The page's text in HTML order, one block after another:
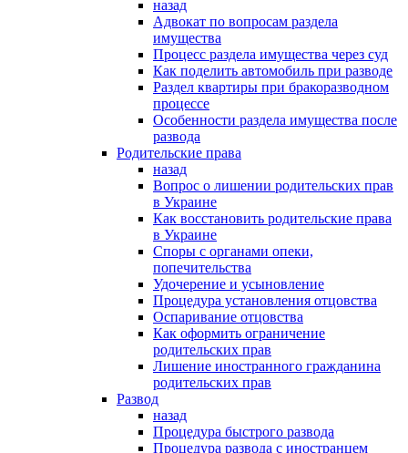
назад
Адвокат по вопросам раздела
имущества
Процесс раздела имущества через суд
Как поделить автомобиль при разводе
Раздел квартиры при бракоразводном
процессе
Особенности раздела имущества после
развода
Родительские права
назад
Вопрос о лишении родительских прав
в Украине
Как восстановить родительские права
в Украине
Споры с органами опеки,
попечительства
Удочерение и усыновление
Процедура установления отцовства
Оспаривание отцовства
Как оформить ограничение
родительских прав
Лишение иностранного гражданина
родительских прав
Развод
назад
Процедура быстрого развода
Процедура развода с иностранцем